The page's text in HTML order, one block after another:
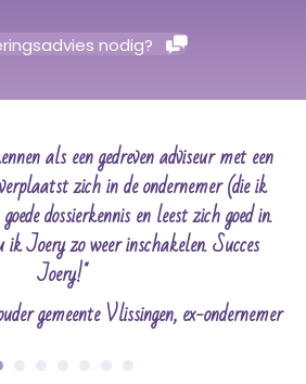
nodig?
als een gedreven adviseur met een
zich in de ondernemer (die ik
dossierkennis en leest zich goed in.
Joery zo weer inschakelen. Succes
Joery!"
gemeente Vlissingen, ex-ondernemer